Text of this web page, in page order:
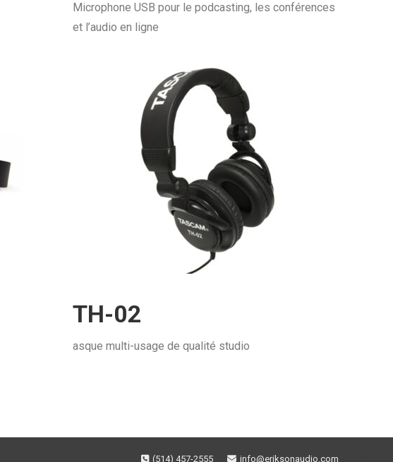
Microphone USB pour le podcasting, les conférences
et l’audio en ligne
TH-02
asque multi-usage de qualité studio
(514) 457-2555 info@eriksonaudio.com